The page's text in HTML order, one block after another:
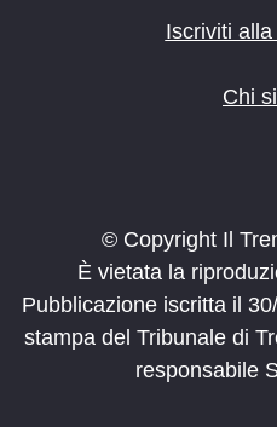
Iscriviti
Chi
© Copyright Il
È vietata la
Pubblicazione iscritta il
stampa del Tribunale di
responsabile